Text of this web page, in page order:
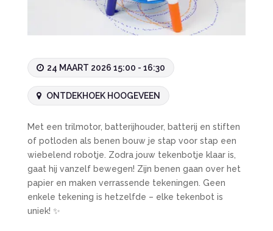
24 MAART 2026 15:00 - 16:30
ONTDEKHOEK HOOGEVEEN
Met een trilmotor, batterijhouder, batterij en stiften
of potloden als benen bouw je stap voor stap een
wiebelend robotje. Zodra jouw tekenbotje klaar is,
gaat hij vanzelf bewegen! Zijn benen gaan over het
papier en maken verrassende tekeningen. Geen
enkele tekening is hetzelfde – elke tekenbot is
uniek! ✨